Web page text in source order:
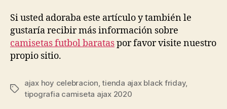
Si usted adoraba este artículo y también le
gustaría recibir más información sobre
camisetas futbol barataspor favor visite nuestro
propio sitio.
Etiquetas
ajax hoy celebracion ,tienda ajax black friday,
tipografia camiseta ajax 2020